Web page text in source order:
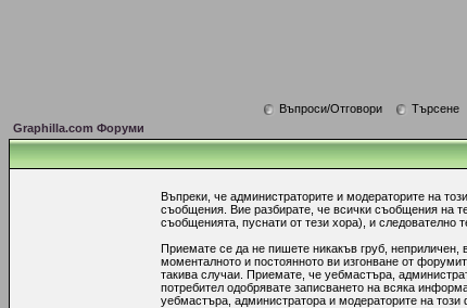
Въпроси/Отговори Търсене
Graphilla.com Форуми
Въпреки, че администраторите и модераторите на
съобщения. Вие разбирате, че всички съобщения на
съобщенията, пуснати от тези хора), и следователно
Приемате се да не пишете никакъв груб, неприличен,
моменталното и постоянното ви изгонване от
такива случаи. Приемате, че уебмастъра,
потребител одобрявате записването на всяка
уебмастъра, администратора и модераторите на този